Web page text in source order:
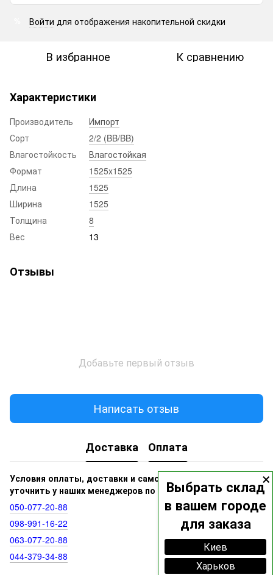
×
Выбрать склад
в вашем городе
для заказа
Киев
Харьков
Войти для отображения накопительной скидки
В избранное К сравнению
Характеристики
Производитель
Импорт
Сорт
2/2 (BB/BB)
Влагостойкость
Влагостойкая
Формат
1525x1525
Длина
1525
Ширина
1525
Толщина
8
Вес
13
Отзывы
Добавьте первый отзыв
Написать отзыв
Доставка Оплата
Условия оплаты, доставки и самовывоза вы можете
уточнить у наших менеджеров по номерам:
050‑077‑20‑88
098‑991‑16‑22
063‑077‑20‑88
044‑379‑34‑88